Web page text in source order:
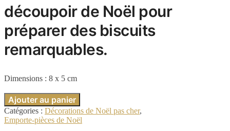
découpoir de Noël pour
préparer des biscuits
remarquables.
Dimensions : 8 x 5 cm
Ajouter au panier
Catégories : Décorations de Noël pas cher,
Emporte-pièces de Noël